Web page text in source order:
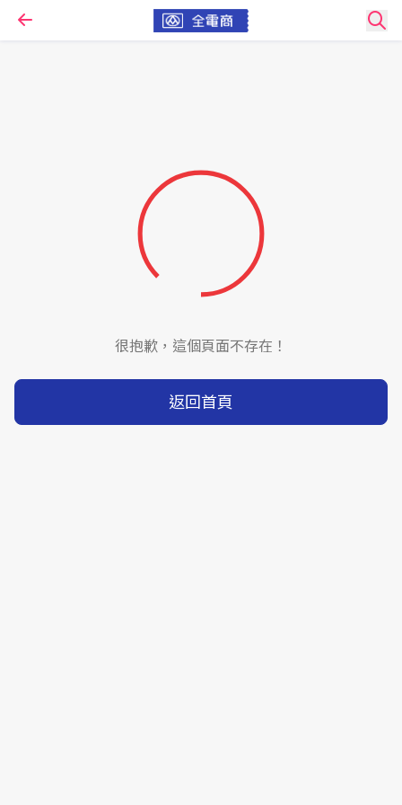
很抱歉，這個頁面不存在！
返回首頁